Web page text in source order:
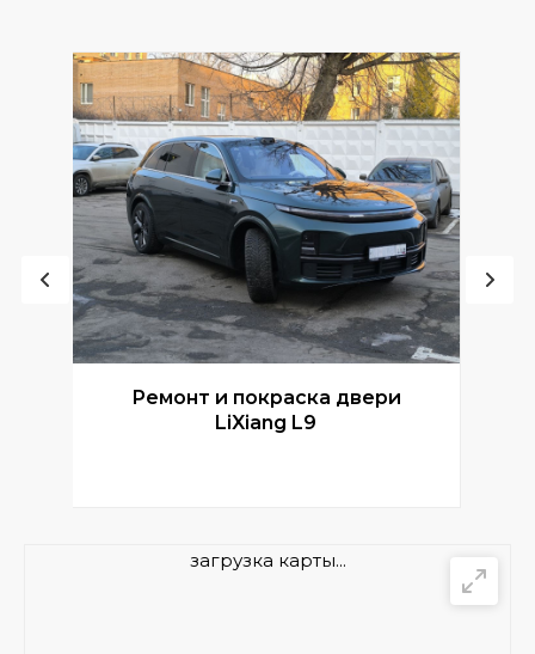
Ремонт и покраска двери
LiXiang L9
загрузка карты...